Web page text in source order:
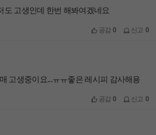
도 고생인데 한번 해봐여겠네요
공감0 신고 0
고생중이요...ㅠㅠ좋은 레시피 감사해용
공감0 신고 0